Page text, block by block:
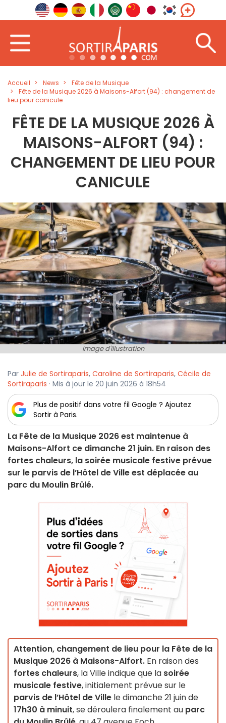
Accueil News
Fête de la Musique
Fête de la Musique 2026 à Maisons-Alfort (94) : changement de
lieu pour canicule
FÊTE DE LA MUSIQUE 2026 À
MAISONS-ALFORT (94) :
CHANGEMENT DE LIEU POUR
CANICULE
Image d'illustration
Par Julie de Sortiraparis, Caroline de Sortiraparis, Cécile de
Sortiraparis · Mis à jour le 20 juin 2026 à 18h54
Plus de positif dans votre fil Google ? Ajoutez
Sortir à Paris.
La Fête de la Musique 2026 est maintenue à
Maisons-Alfort ce dimanche 21 juin. En raison des
fortes chaleurs, la soirée musicale festive prévue
sur le parvis de l’Hôtel de Ville est déplacée au
parc du Moulin Brûlé.
Attention, changement de lieu pour la Fête de la
Musique 2026 à Maisons-Alfort. En raison des
fortes chaleurs, la Ville indique que la soirée
musicale festive, initialement prévue sur le
parvis de l’Hôtel de Ville le dimanche 21 juin de
17h30 à minuit, se déroulera finalement au parc